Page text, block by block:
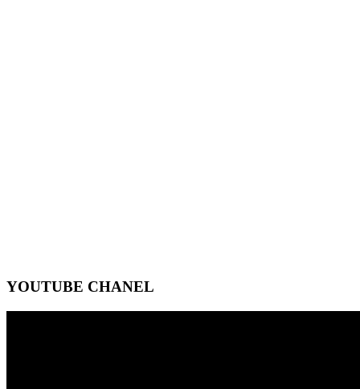
YOUTUBE CHANEL